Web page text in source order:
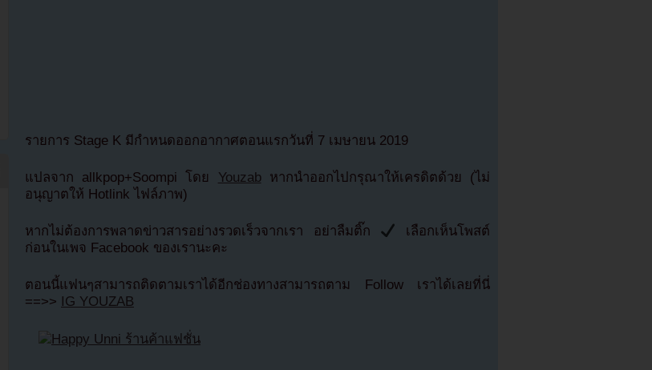
รายการ Stage K มีกำหนดออกอากาศตอนแรกวันที่ 7 เมษายน 2019
แปลจาก allkpop+Soompi โดย Youzabหากนำออกไปกรุณาให้เครดิตด้วย (ไม่
อนุญาตให้ Hotlink ไฟล์ภาพ)
หากไม่ต้องการพลาดข่าวสารอย่างรวดเร็วจากเรา อย่าลืมติ๊ก
เลือกเห็นโพสต์
ก่อนในเพจ Facebook ของเรานะคะ
ตอนนี้แฟนๆสามารถติดตามเราได้อีกช่องทางสามารถตาม Follow เราได้เลยที่นี่
==>>
IG YOUZAB